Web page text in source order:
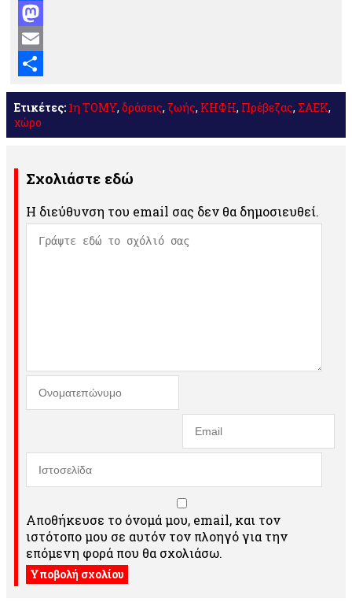
Facebook
Mastodon
Email
Μοιραστείτε
Ετικέτες: 1η ΤΟΜΥ, δράσεις, ζωής, ΚΗΦΗ, Πρέβεζας, ΣΑΕΚ,
χώρο
Σχολιάστε εδώ
Η διεύθυνση του email σας δεν θα δημοσιευθεί.
Αποθήκευσε το όνομά μου, email, και τον
ιστότοπο μου σε αυτόν τον πλοηγό για την
επόμενη φορά που θα σχολιάσω.